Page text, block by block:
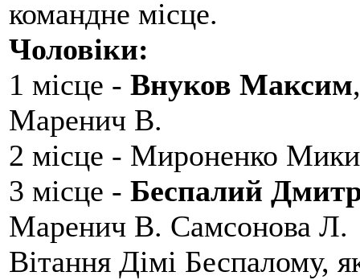
командне місце.
Чоловіки:
1 місце - Внуков Максим
Маренич В.
2 місце - Мироненко
3 місце - Беспалий
Маренич В. Самсонова Л.
Вітання Дімі Беспалому,